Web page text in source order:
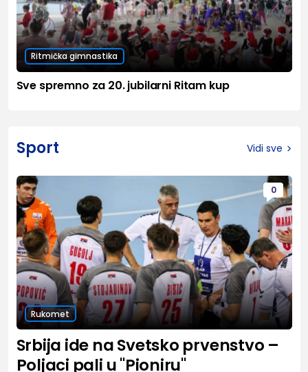
Ritmička gimnastika
Sve spremno za 20. jubilarni Ritam kup
Sport Vidi sve
0
Rukomet
Srbija ide na Svetsko prvenstvo –
Poljaci pali u "Pioniru"